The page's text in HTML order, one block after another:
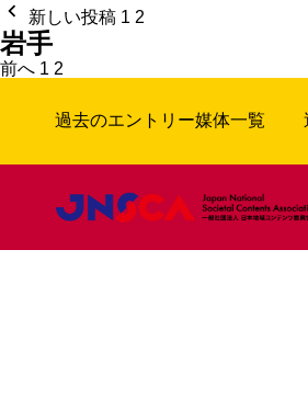
新しい投稿 1 2
岩手
前へ 1 2
過去のエントリー媒体一覧